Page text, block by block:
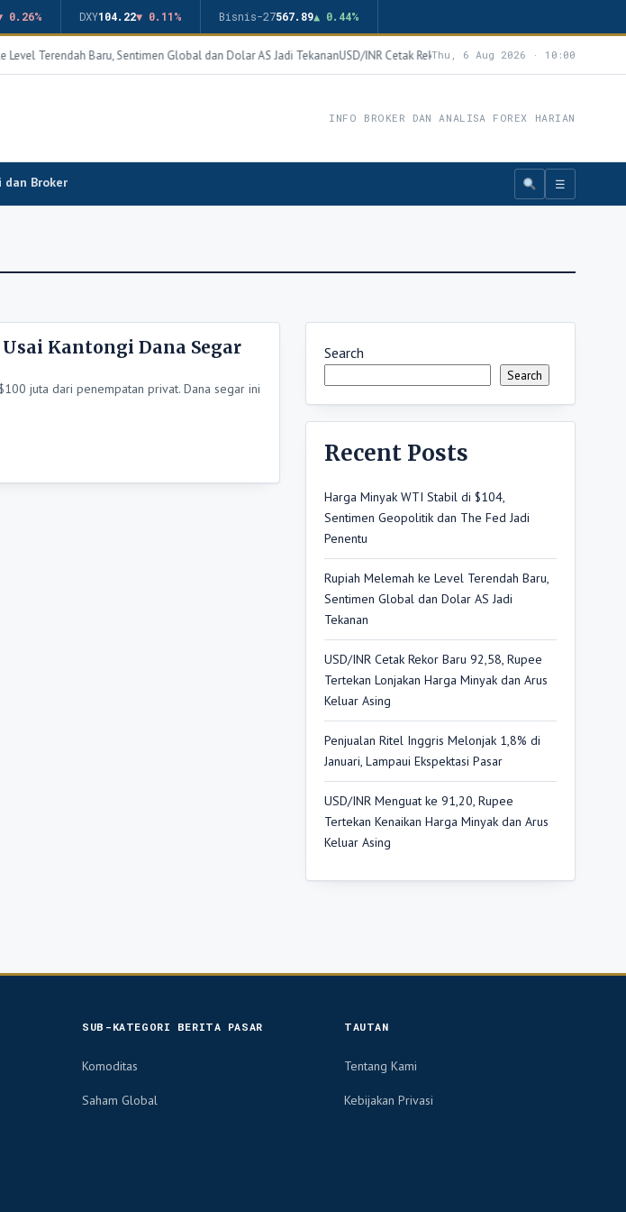
0.26% DXY104.22▼ 0.11% Bisnis-27567.89▲ 0.44%
Level Terendah Baru, Sentimen Global dan Dolar AS Jadi TekananUSD/INR Cetak Rekor Baru 92,58, Rupee Tertekan
Thu, 6 Aug 2026 · 10:00
INFO BROKER DAN ANALISA FOREX HARIAN
dan Broker ☰
Kantongi Dana Segar
juta dari penempatan privat. Dana segar ini
Search
Search
Recent Posts
Harga Minyak WTI Stabil di $104,
Sentimen Geopolitik dan The Fed Jadi
Penentu
Rupiah Melemah ke Level Terendah Baru,
Sentimen Global dan Dolar AS Jadi
Tekanan
USD/INR Cetak Rekor Baru 92,58, Rupee
Tertekan Lonjakan Harga Minyak dan Arus
Keluar Asing
Penjualan Ritel Inggris Melonjak 1,8% di
Januari, Lampaui Ekspektasi Pasar
USD/INR Menguat ke 91,20, Rupee
Tertekan Kenaikan Harga Minyak dan Arus
Keluar Asing
SUB-KATEGORI BERITA PASAR
Komoditas
Saham Global
TAUTAN
Tentang Kami
Kebijakan Privasi